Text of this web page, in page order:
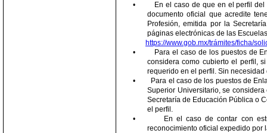
•
En el caso de que en el perfil
documento oficial que acredite
Profesión, emitida por la
páginas electrónicas de las
https://www.gob.mx/trámites/ficha/
•
Para el caso de los puestos de
considera como cubierto el perfil,
requerido en el perfil. Sin
•
Para el caso de los puestos de
Superior Universitario, se
Secretaría de Educación Pública o
el perfil.
•
En el caso de contar con
reconocimiento oficial expedido por